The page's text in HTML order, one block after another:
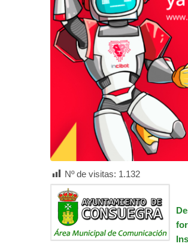
Nº de visitas: 1.132